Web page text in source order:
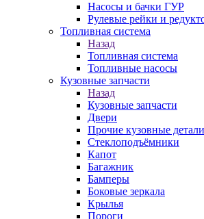
Насосы и бачки ГУР
Рулевые рейки и
Топливная система
Назад
Топливная система
Топливные насосы
Кузовные запчасти
Назад
Кузовные запчасти
Двери
Прочие кузовные детали
Стеклоподъёмники
Капот
Багажник
Бамперы
Боковые зеркала
Крылья
Пороги